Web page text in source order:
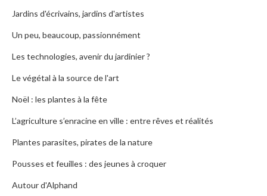
Jardins d'écrivains, jardins d'artistes
Un peu, beaucoup, passionnément
Les technologies, avenir du jardinier ?
Le végétal à la source de l'art
Noël : les plantes à la fête
L’agriculture s’enracine en ville : entre rêves et réalités
Plantes parasites, pirates de la nature
Pousses et feuilles : des jeunes à croquer
Autour d'Alphand